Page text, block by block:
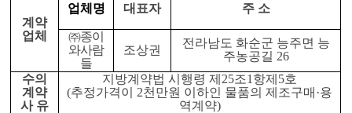
계약
업체
업체명 대표자 주 소
㈜종이
와사람
들
조상권
전라남도 화순군 능주면 능
주농공길 26
수의
계약
사 유
지방계약법 시행령 제 25조1 항제 5호
(추정가격이 2천만원 이하인 물품의 제조구매 ·용
역계약)